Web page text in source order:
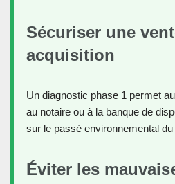
Sécuriser une
acquisition
Un diagnostic phase 1 permet
au notaire ou à la banque de
sur le passé environnemental du
Éviter les